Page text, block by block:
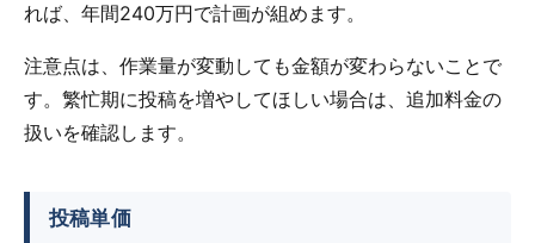
れば、年間240万円で計画が組めます。
注意点は、作業量が変動しても金額が変わらないことで
す。繁忙期に投稿を増やしてほしい場合は、追加料金の
扱いを確認します。
投稿単価